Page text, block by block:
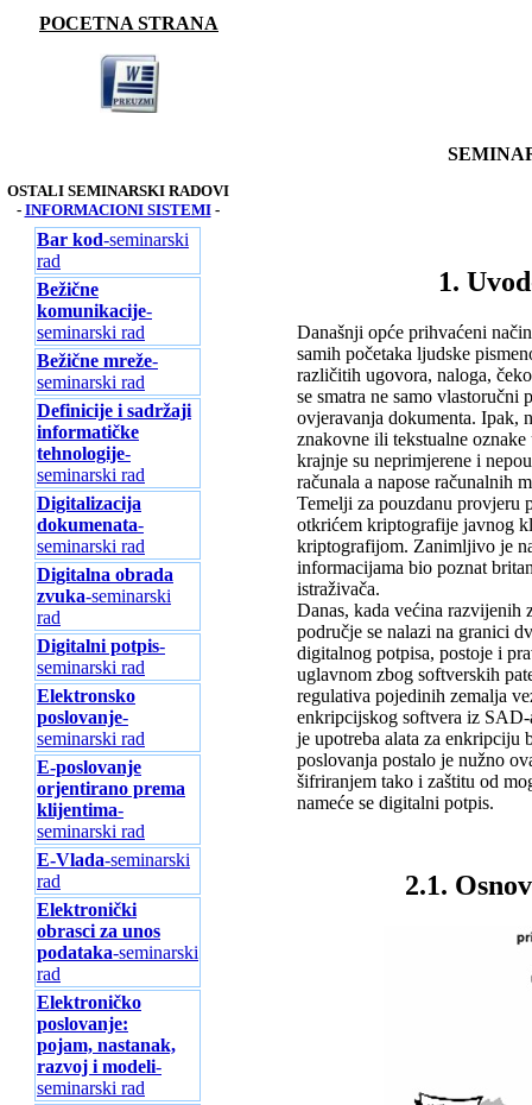
POCETNA STRANA
OSTALI SEMINARSKI RADOVI
- INFORMACIONI SISTEMI-
Bar kod-seminarski
rad
Bežične
komunikacije-
seminarski rad
Bežične mreže-
seminarski rad
Definicije i sadržaji
informatičke
tehnologije-
seminarski rad
Digitalizacija
dokumenata-
seminarski rad
Digitalna obrada
zvuka-seminarski
rad
Digitalni potpis-
seminarski rad
Elektronsko
poslovanje-
seminarski rad
E-poslovanje
orjentirano prema
klijentima-
seminarski rad
E-Vlada-seminarski
rad
Elektronički
obrasci za unos
podataka-seminarski
rad
Elektroničko
poslovanje:
pojam, nastanak,
razvoj i modeli-
seminarski rad
1.
Današnji opće prihvaćeni
samih početaka ljudske
različitih ugovora, naloga,
se smatra ne samo
ovjeravanja dokumenta. Ipak,
znakovne ili tekstualne
krajnje su neprimjerene i
računala a napose računalnih
Temelji za pouzdanu provjeru
otkrićem kriptografije javnog
kriptografijom. Zanimljivo je
informacijama bio poznat
istraživača.
Danas, kada većina razvijenih
područje se nalazi na granici
digitalnog potpisa, postoje i
uglavnom zbog softverskih
regulativa pojedinih zemalja
enkripcijskog softvera iz
je upotreba alata za enkripciju
poslovanja postalo je nužno
šifriranjem tako i zaštitu od
nameće se digitalni potpis.
2.1.